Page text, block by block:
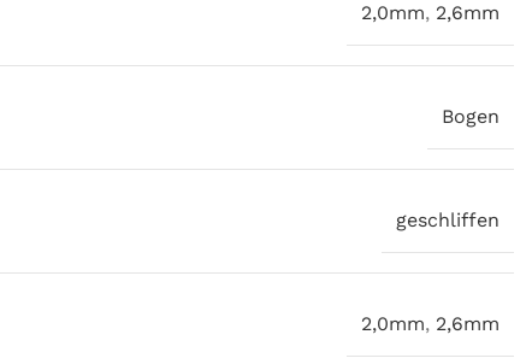
2,0mm, 2,6mm
Bogen
geschliffen
2,0mm, 2,6mm